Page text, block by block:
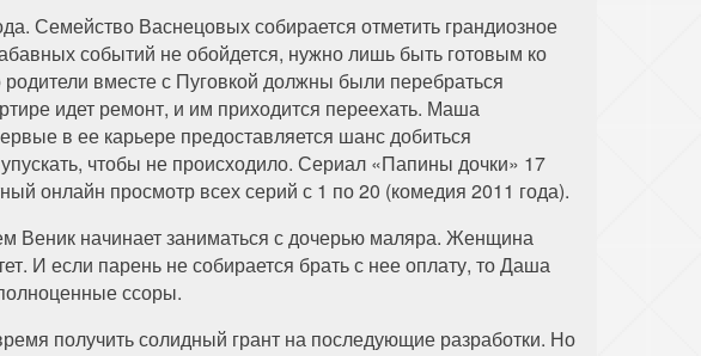
Семейство Васнецовых собирается отметить грандиозное
событий не обойдется, нужно лишь быть готовым ко
вместе с Пуговкой должны были перебраться
идет ремонт, и им приходится переехать. Маша
в ее карьере предоставляется шанс добиться
чтобы не происходило. Сериал «Папины дочки» 17
онлайн просмотр всех серий с 1 по 20 (комедия 2011 года).
Веник начинает заниматься с дочерью маляра. Женщина
И если парень не собирается брать с нее оплату, то Даша
ссоры.
получить солидный грант на последующие разработки. Но